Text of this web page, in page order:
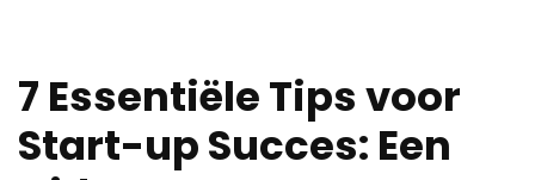
7 Essentiële Tips voor
Start-up Succes: Een